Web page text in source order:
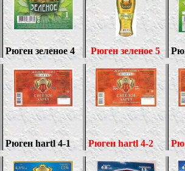
Рюген зеленое 4 Рюген зеленое 5
Рюгенhartl 4-1 Рюгенhartl4-2